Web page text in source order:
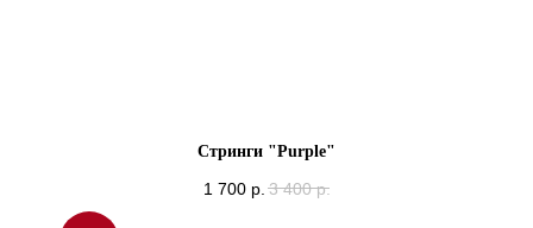
Стринги "Purple"
1 700 р. 3 400 р.